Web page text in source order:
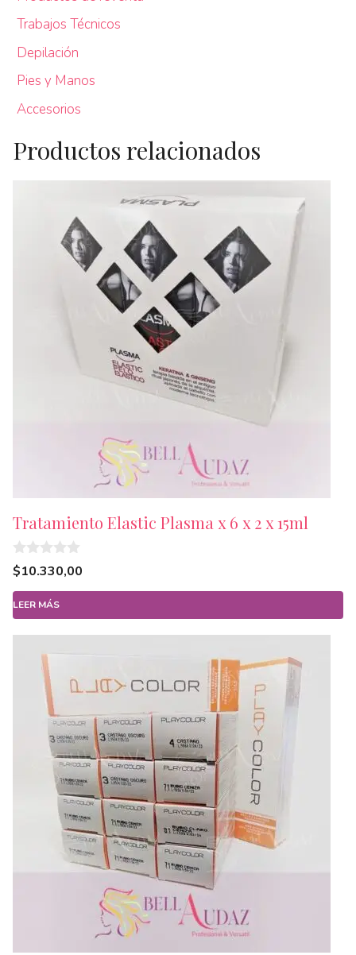
Trabajos Técnicos
Depilación
Pies y Manos
Accesorios
Productos relacionados
Tratamiento Elastic Plasma x 6 x 2 x 15ml
0
d
e
5
$10.330,00
LEER MÁS